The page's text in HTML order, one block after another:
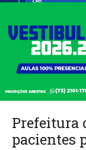
Prefeitura
pacientes